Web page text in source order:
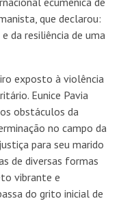
que declarou:
da resiliência de uma
exposto à violência
Eunice Pavia
obstáculos da
no campo da
para seu marido
de diversas formas
vibrante e
do grito inicial de